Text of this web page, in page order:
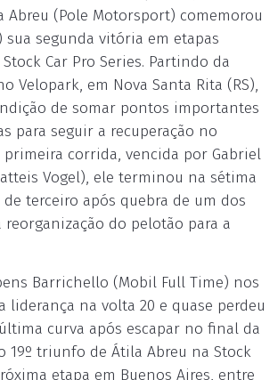
Abreu (Pole Motorsport) comemorou
sua segunda vitória em etapas
Car Pro Series. Partindo da
Velopark, em Nova Santa Rita (RS),
de somar pontos importantes
para seguir a recuperação no
primeira corrida, vencida por Gabriel
Vogel), ele terminou na sétima
terceiro após quebra de um dos
do pelotão para a
Barrichello (Mobil Full Time) nos
liderança na volta 20 e quase perdeu
curva após escapar no final da
19º triunfo de Átila Abreu na Stock
etapa em Buenos Aires, entre